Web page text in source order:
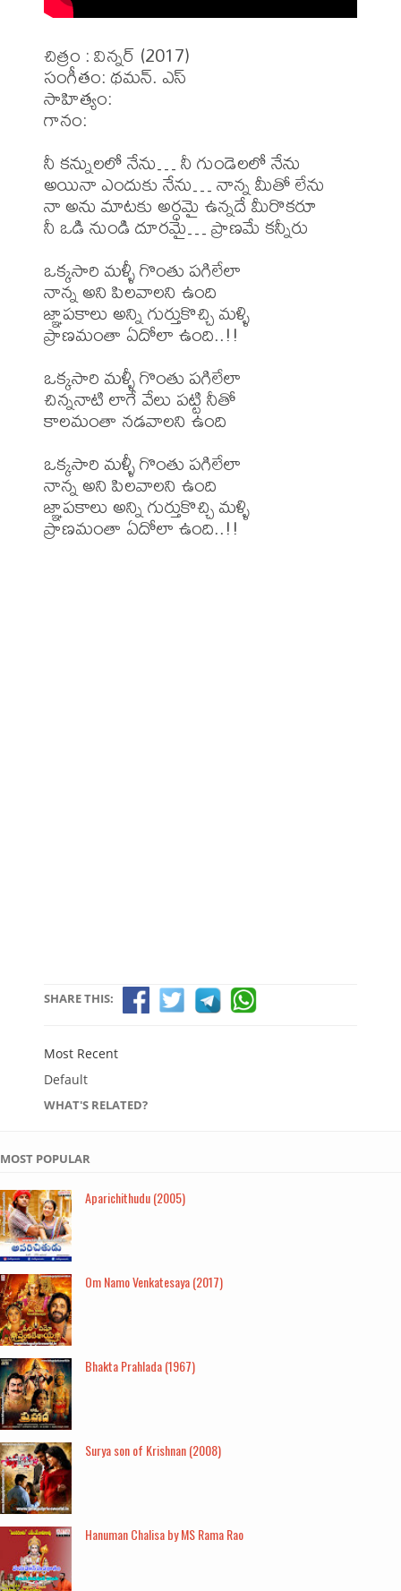
చిత్రం : విన్నర్ (2017)
సంగీతం: థమన్. ఎస్
సాహిత్యం:
గానం:
నీ కన్నులలో నేను… నీ గుండెలలో నేను
అయినా ఎందుకు నేను… నాన్న మీతో లేను
నా అను మాటకు అర్ధమై ఉన్నదే మీరొకరూ
నీ ఒడి నుండి దూరమై… ప్రాణమే కన్నీరు
ఒక్కసారి మళ్ళీ గొంతు పగిలేలా
నాన్న అని పిలవాలని ఉంది
జ్ఞాపకాలు అన్ని గుర్తుకొచ్చి మళ్ళి
ప్రాణమంతా ఏదోలా ఉంది..!!
ఒక్కసారి మళ్ళీ గొంతు పగిలేలా
చిన్ననాటి లాగే వేలు పట్టి నీతో
కాలమంతా నడవాలని ఉంది
ఒక్కసారి మళ్ళీ గొంతు పగిలేలా
నాన్న అని పిలవాలని ఉంది
జ్ఞాపకాలు అన్ని గుర్తుకొచ్చి మళ్ళి
ప్రాణమంతా ఏదోలా ఉంది..!!
SHARE THIS:
Most Recent
Default
WHAT'S RELATED?
MOST POPULAR
Aparichithudu (2005)
Om Namo Venkatesaya (2017)
Bhakta Prahlada (1967)
Surya son of Krishnan (2008)
Hanuman Chalisa by MS Rama Rao